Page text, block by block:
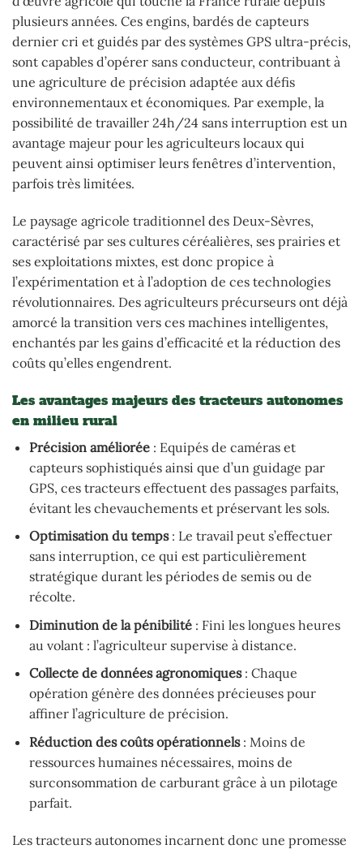
plusieurs années. Ces engins, bardés de capteurs
dernier cri et guidés par des systèmes GPS ultra-précis,
sont capables d’opérer sans conducteur, contribuant à
une agriculture de précision adaptée aux défis
environnementaux et économiques. Par exemple, la
possibilité de travailler 24h/24 sans interruption est un
avantage majeur pour les agriculteurs locaux qui
peuvent ainsi optimiser leurs fenêtres d’intervention,
parfois très limitées.
Le paysage agricole traditionnel des Deux-Sèvres,
caractérisé par ses cultures céréalières, ses prairies et
ses exploitations mixtes, est donc propice à
l’expérimentation et à l’adoption de ces technologies
révolutionnaires. Des agriculteurs précurseurs ont déjà
amorcé la transition vers ces machines intelligentes,
enchantés par les gains d’efficacité et la réduction des
coûts qu’elles engendrent.
Les avantages majeurs des tracteurs autonomes
en milieu rural
Précision améliorée: Equipés de caméras et
capteurs sophistiqués ainsi que d’un guidage par
GPS, ces tracteurs effectuent des passages parfaits,
évitant les chevauchements et préservant les sols.
Optimisation du temps: Le travail peut s’effectuer
sans interruption, ce qui est particulièrement
stratégique durant les périodes de semis ou de
récolte.
Diminution de la pénibilité: Fini les longues heures
au volant : l’agriculteur supervise à distance.
Collecte de données agronomiques: Chaque
opération génère des données précieuses pour
affiner l’agriculture de précision.
Réduction des coûts opérationnels: Moins de
ressources humaines nécessaires, moins de
surconsommation de carburant grâce à un pilotage
parfait.
Les tracteurs autonomes incarnent donc une promesse